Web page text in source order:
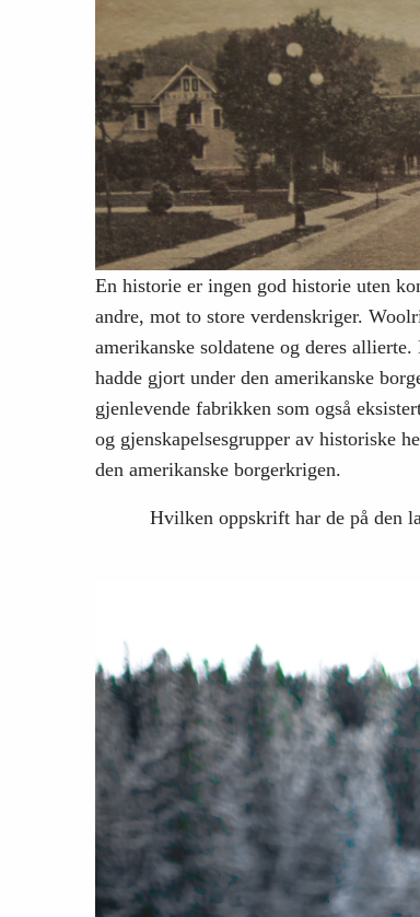
En historie er ingen god historie uten
andre, mot to store verdenskriger.
amerikanske soldatene og deres
hadde gjort under den amerikanske
gjenlevende fabrikken som også
og gjenskapelsesgrupper av historiske
den amerikanske borgerkrigen.
Hvilken oppskrift har de på den